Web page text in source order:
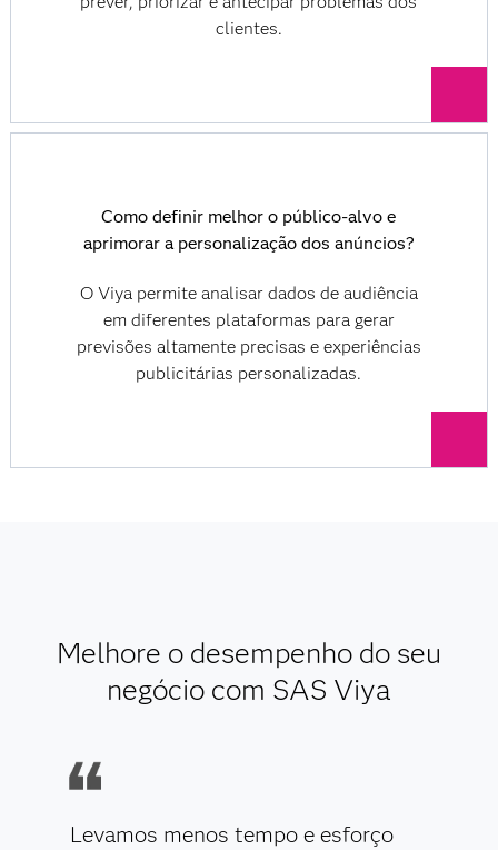
clientes.
Como definir melhor o público-alvo e
aprimorar a personalização dos anúncios?
O Viya permite analisar dados de audiência
em diferentes plataformas para gerar
previsões altamente precisas e experiências
publicitárias personalizadas.
Melhore o desempenho do seu
negócio com SAS Viya
Levamos menos tempo e esforço